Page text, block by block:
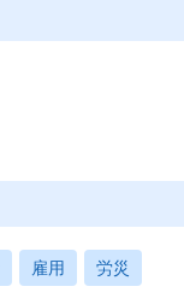
雇用 労災